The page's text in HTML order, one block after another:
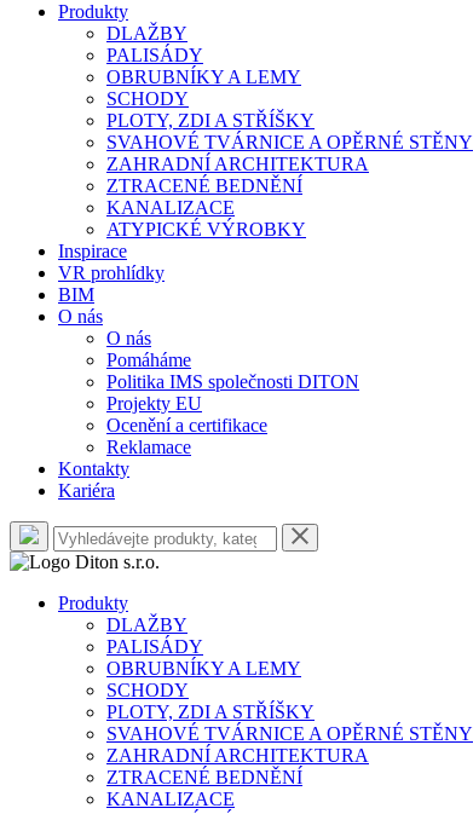
Produkty
DLAŽBY
PALISÁDY
OBRUBNÍKY A LEMY
SCHODY
PLOTY, ZDI A STŘÍŠKY
SVAHOVÉ TVÁRNICE A OPĚRNÉ STĚNY
ZAHRADNÍ ARCHITEKTURA
ZTRACENÉ BEDNĚNÍ
KANALIZACE
ATYPICKÉ VÝROBKY
Inspirace
VR prohlídky
BIM
O nás
O nás
Pomáháme
Politika IMS společnosti DITON
Projekty EU
Ocenění a certifikace
Reklamace
Kontakty
Kariéra
Produkty
DLAŽBY
PALISÁDY
OBRUBNÍKY A LEMY
SCHODY
PLOTY, ZDI A STŘÍŠKY
SVAHOVÉ TVÁRNICE A OPĚRNÉ STĚNY
ZAHRADNÍ ARCHITEKTURA
ZTRACENÉ BEDNĚNÍ
KANALIZACE